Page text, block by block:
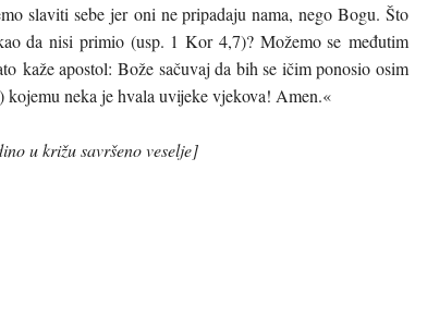
slaviti sebe jer oni ne pripadaju nama, nego Bogu. Što
da nisi primio (usp. 1 Kor 4,7)? Možemo se međutim
kaže apostol: Bože sačuvaj da bih se ičim ponosio osim
kojemu neka je hvala uvijeke vjekova! Amen.«
u križu savršeno veselje]